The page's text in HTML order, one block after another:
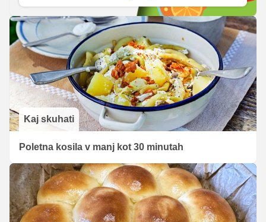
Kaj skuhati
Poletna kosila v manj kot 30 minutah